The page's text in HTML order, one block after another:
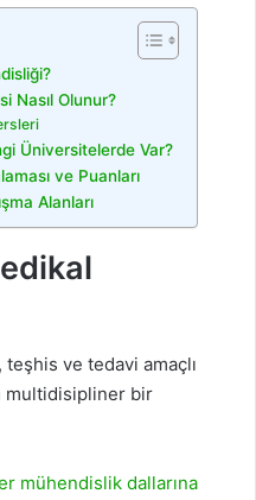
Nasıl Olunur?
Üniversitelerde Var?
ve Puanları
Alanları
teşhis ve tedavi amaçlı
multidisipliner bir
mühendislik dallarına